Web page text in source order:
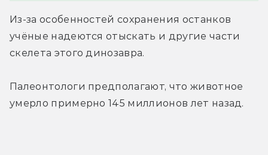
Из-за особенностей сохранения останков
учёные надеются отыскать и другие части
скелета этого динозавра.
Палеонтологи предполагают, что животное
умерло примерно 145 миллионов лет назад.